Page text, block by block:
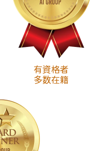
有資格者
多数在籍